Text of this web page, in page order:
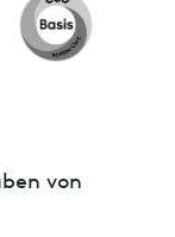
von